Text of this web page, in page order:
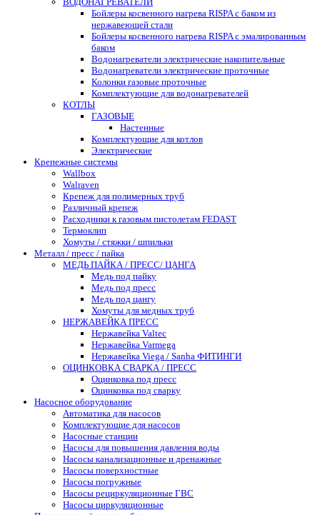
Бойлеры косвенного нагрева RISPA с баком из
нержавеющей стали
Бойлеры косвенного нагрева RISPA с эмалированным
баком
Водонагреватели электрические накопительные
Водонагреватели электрические проточные
Колонки газовые проточные
Комплектующие для водонагревателей
КОТЛЫ
ГАЗОВЫЕ
Настенные
Комплектующие для котлов
Электрические
Крепежные системы
Wallbox
Walraven
Крепеж для полимерных труб
Различный крепеж
Расходники к газовым пистолетам FEDAST
Термоклип
Хомуты / стяжки / шпильки
Металл / пресс / пайка
МЕДЬ ПАЙКА / ПРЕСС/ ЦАНГА
Медь под пайку
Медь под пресс
Медь под цангу
Хомуты для медных труб
НЕРЖАВЕЙКА ПРЕСС
Нержавейка Valtec
Нержавейка Varmega
Нержавейка Viega / Sanha ФИТИНГИ
ОЦИНКОВКА СВАРКА / ПРЕСС
Оцинковка под пресс
Оцинковка под сварку
Насосное оборудование
Автоматика для насосов
Комплектующие для насосов
Насосные станции
Насосы для повышения давления воды
Насосы канализационные и дренажные
Насосы поверхностные
Насосы погружные
Насосы рециркуляционные ГВС
Насосы циркуляционные